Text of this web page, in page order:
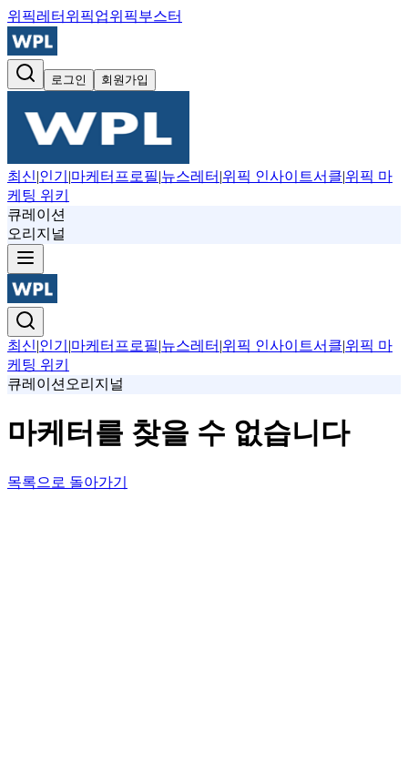
위픽레터 위픽업위픽부스터
로그인 회원가입
최신|인기 |마케터프로필|뉴스레터 |위픽 인사이트서클|위픽 마
케팅 위키
큐레이션
오리지널
최신|인기 |마케터프로필|뉴스레터 |위픽 인사이트서클|위픽 마
케팅 위키
큐레이션 오리지널
마케터를 찾을 수 없습니다
목록으로 돌아가기